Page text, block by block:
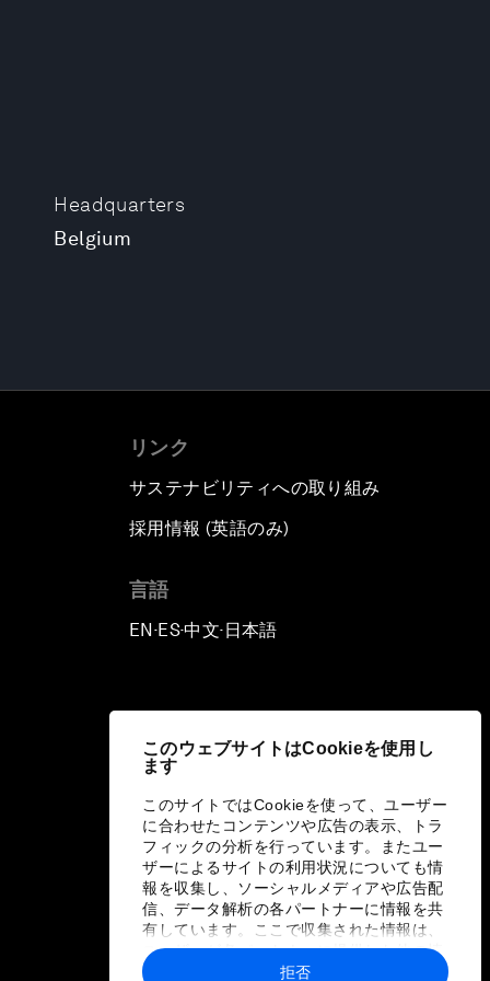
このウェブサイトはCookieを使用し
ます
このサイトではCookieを使って、ユーザー
に合わせたコンテンツや広告の表示、トラ
フィックの分析を行っています。またユー
ザーによるサイトの利用状況についても情
報を収集し、ソーシャルメディアや広告配
信、データ解析の各パートナーに情報を共
有しています。ここで収集された情報は、
ユーザーが各パートナーに提供した他の情
報や各パートナーのサービスを使用した際
拒否
Headquarters
Belgium
リンク
サステナビリティへの取り組み
採用情報 (英語のみ)
言語
EN ▪ES▪中文▪ 日本語